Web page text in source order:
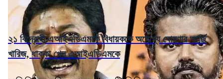
২১ বিদ্রোহী এআইএডিএমকে বিধায়ককে অযোগ্য ঘোষণার আর্জি
খারিজ, ধাক্কা খেল এআইএডিএমকে